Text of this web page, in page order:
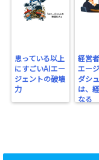
思っている以上
にすごいAIエー
ジェントの破壊
力
経営
エー
ダシ
は、
なる